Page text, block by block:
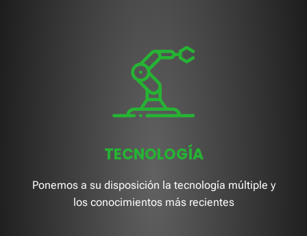
TECNOLOGÍA
Ponemos a su disposición la tecnología múltiple y
los conocimientos más recientes